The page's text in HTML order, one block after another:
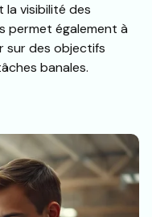
la visibilité des
permet également à
sur des objectifs
banales.